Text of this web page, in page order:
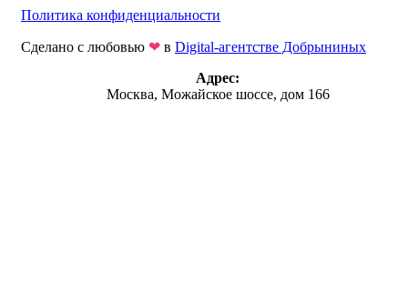
Политика конфиденциальности
Сделано с любовью ❤ в Digital-агентстве Добрыниных
Адрес:
Москва, Можайское шоссе, дом 166